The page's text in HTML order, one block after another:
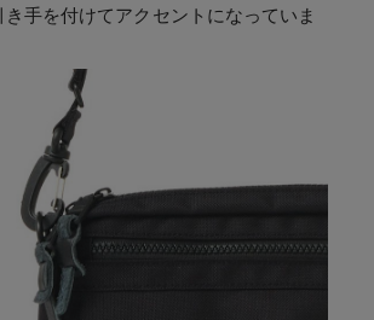
手を付けてアクセントになっていま